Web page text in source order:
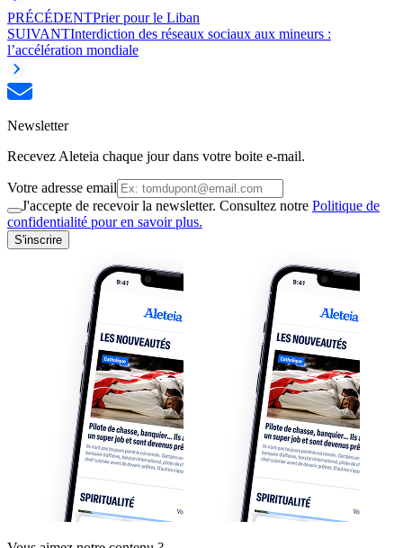
PRÉCÉDENTPrier pour le Liban
SUIVANTInterdiction des réseaux sociaux aux mineurs :
l’accélération mondiale
Newsletter
Recevez Aleteia chaque jour dans votre boite e-mail.
Votre adresse email
J'accepte de recevoir la newsletter. Consultez notre Politique de
confidentialité pour en savoir plus.
S'inscrire